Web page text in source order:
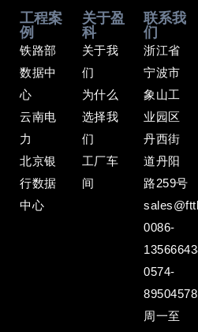
工程案
例
铁路部
数据中
心
云南电
力
北京银
行数据
中心
关于盈
科
关于我
们
为什么
选择我
们
工厂车
间
联系我
们
浙江省
宁波市
象山工
业园区
丹西街
道丹阳
路259号
0086-
0574-
89504578
周一至